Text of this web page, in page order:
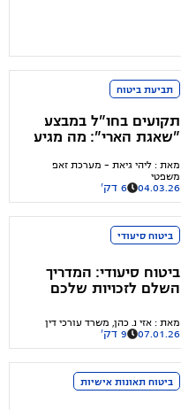
תביעת ביטוח
תקועים בחו"ל במבצע
"שאגת הארי": מה מגיע
מה תצטרכו לוותר?
מאת : ליהי גיאת - מערכת זאפ
משפטי
04.03.26 6 דק'
ביטוח סיעודי
ביטוח סיעודי: המדריך
השלם לזכויות שלכם
מאת : אזי נ. כהן, משרד עורכי דין
07.01.26 9 דק'
ביטוח תאונות אישיות